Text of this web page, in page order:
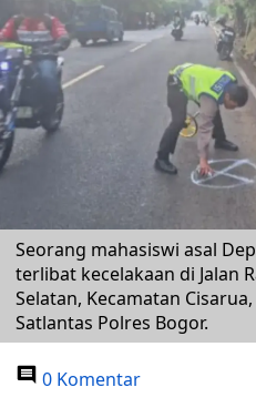
Seorang mahasiswi asal
terlibat kecelakaan di Jalan
Selatan, Kecamatan
Satlantas Polres Bogor.
0 Komentar